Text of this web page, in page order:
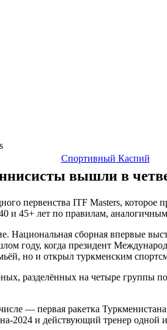
Спортивный Каспий
вышли в
первенства ITF Masters,
и 45+ лет по правилам,
Национальная сборная впервые
году, когда президент
но и открыл туркменским
разделённых на четыре группы
— первая ракетка
2024 и действующий тренер одной